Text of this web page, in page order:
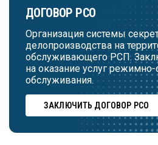
ДОГОВОР РСО
Организация системы
делопроизводства на
обслуживающего РСП.
на оказание услуг режимно-
обслуживания.
ЗАКЛЮЧИТЬ ДОГОВОР РСО